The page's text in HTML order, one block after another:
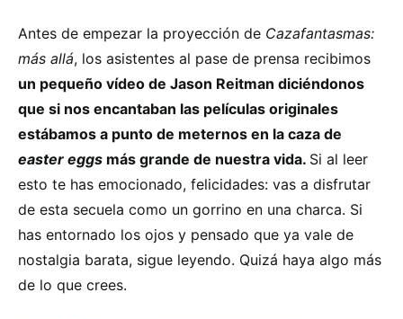
Antes de empezar la proyección de Cazafantasmas:
más allá, los asistentes al pase de prensa recibimos
un pequeño vídeo de Jason Reitman diciéndonos
que si nos encantaban las películas originales
estábamos a punto de meternos en la caza de
easter eggs más grande de nuestra vida. Si al leer
esto te has emocionado, felicidades: vas a disfrutar
de esta secuela como un gorrino en una charca. Si
has entornado los ojos y pensado que ya vale de
nostalgia barata, sigue leyendo. Quizá haya algo más
de lo que crees.